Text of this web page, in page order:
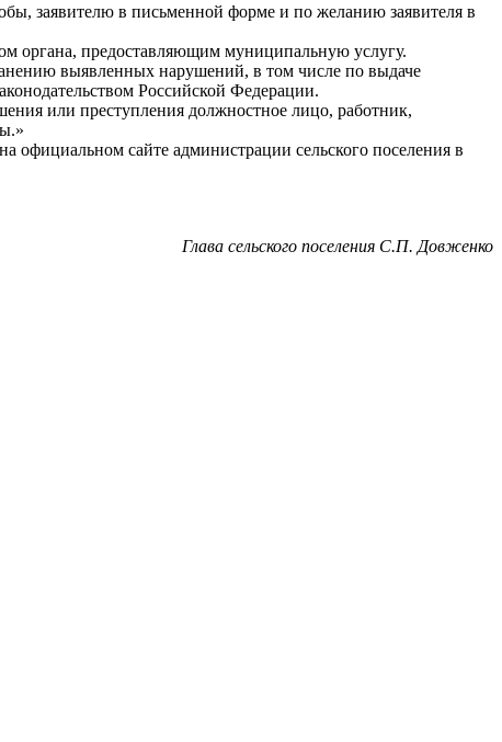
заявителю в письменной форме и по желанию заявителя в
органа, предоставляющим муниципальную услугу.
выявленных нарушений, в том числе по выдаче
Российской Федерации.
или преступления должностное лицо, работник,
официальном сайте администрации сельского поселения в
Глава сельского поселения С.П. Довженко